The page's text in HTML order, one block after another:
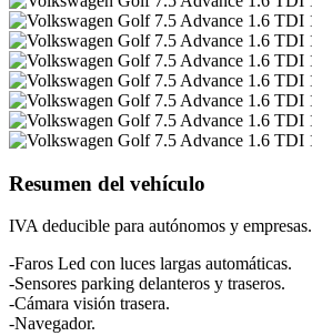
Resumen del vehículo
IVA deducible para autónomos y empresas.
-Faros Led con luces largas automáticas.
-Sensores parking delanteros y traseros.
-Cámara visión trasera.
-Navegador.